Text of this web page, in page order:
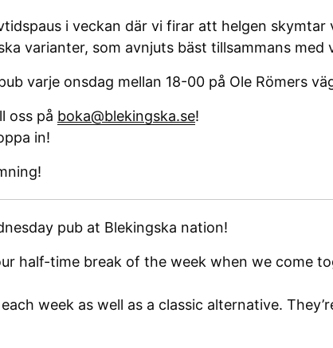
i veckan där vi firar att helgen
varianter, som avnjuts bäst tillsammans med
varje onsdag mellan 18-00 på Ole Römers
oss på boka@blekingska.se!
in!
pub at Blekingska nation!
half-time break of the week when we come
week as well as a classic alternative.